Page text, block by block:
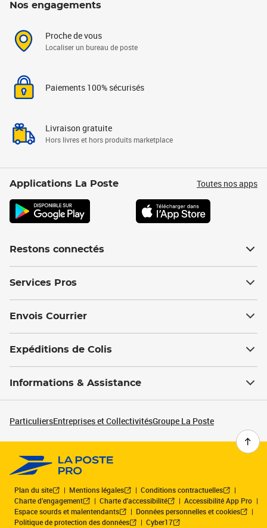
Nos engagements
Proche de vous
Localiser un bureau de poste
Paiements 100% sécurisés
Livraison gratuite
Hors livres et hors produits marketplace
Applications La Poste Toutes nos apps
Restons connectés
Services Pros
Envois Courrier
Expéditions de Colis
Informations & Assistance
ParticuliersEntreprises et CollectivitésGroupe La Poste
Plan du site Mentions légales
Conditions contractuelles
Charte d’engagement
Charte d'accessibilité
Accessibilité App Pro
Espace sourds et malentendants
Données personnelles et cookies
Politique de protection des données
Cyber17